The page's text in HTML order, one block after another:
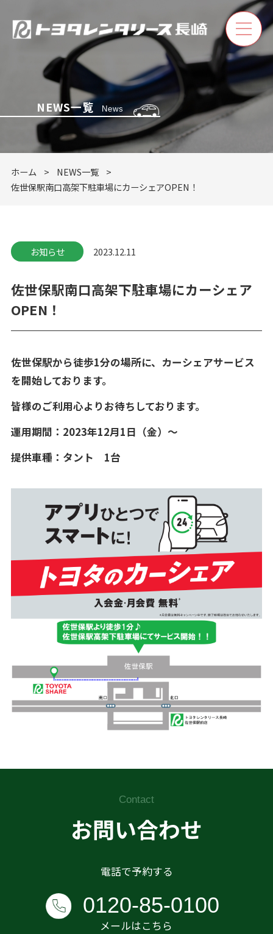
ホーム
レンタカー
店舗案内
0120-85-0100
NEWS一覧 News
ホーム
NEWS一覧
佐世保駅南口高架下駐車場にカーシェアOPEN！
お知らせ 2023.12.11
佐世保駅南口高架下駐車場にカーシェア
OPEN！
佐世保駅から徒歩1分の場所に、カーシェアサービス
を開始しております。
皆様のご利用心よりお待ちしております。
運用期間：2023年12月1日（金）～
提供車種：タント 1台
Contact
お問い合わせ
電話で予約する
0120-85-0100
メールはこちら